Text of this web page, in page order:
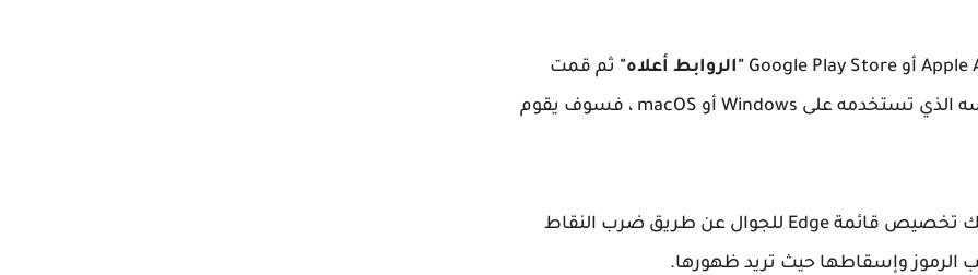
"الروابط أعلاه" ثم قمت
بتسجيل الدخول باستخدام حساب Microsoft نفسه الذي تستخدمه على Windows أو macOS ، فسوف يقوم
يمكنك تمكين حماية التتبع ضمن الإعدادات. يمكنك تخصيص قائمة Edge للجوال عن طريق ضرب النقاط
الرموز وإسقاطها حيث تريد ظهورها.